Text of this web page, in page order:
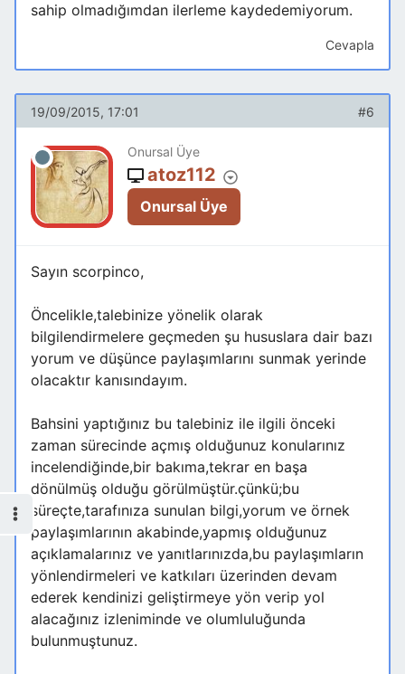
sahip olmadığımdan ilerleme kaydedemiyorum.
Cevapla
19/09/2015, 17:01 #6
Onursal Üye
atoz112
Onursal Üye
Sayın scorpinco,
Öncelikle,talebinize yönelik olarak
bilgilendirmelere geçmeden şu hususlara dair bazı
yorum ve düşünce paylaşımlarını sunmak yerinde
olacaktır kanısındayım.
Bahsini yaptığınız bu talebiniz ile ilgili önceki
zaman sürecinde açmış olduğunuz konularınız
incelendiğinde,bir bakıma,tekrar en başa
dönülmüş olduğu görülmüştür.çünkü;bu
süreçte,tarafınıza sunulan bilgi,yorum ve örnek
paylaşımlarının akabinde,yapmış olduğunuz
açıklamalarınız ve yanıtlarınızda,bu paylaşımların
yönlendirmeleri ve katkıları üzerinden devam
ederek kendinizi geliştirmeye yön verip yol
alacağınız izleniminde ve olumluluğunda
bulunmuştunuz.